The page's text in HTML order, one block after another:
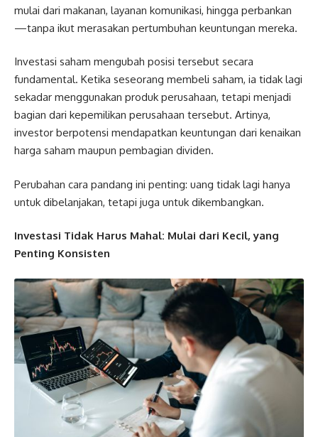
mulai dari makanan, layanan komunikasi, hingga perbankan
—tanpa ikut merasakan pertumbuhan keuntungan mereka.
Investasi saham mengubah posisi tersebut secara
fundamental. Ketika seseorang membeli saham, ia tidak lagi
sekadar menggunakan produk perusahaan, tetapi menjadi
bagian dari kepemilikan perusahaan tersebut. Artinya,
investor berpotensi mendapatkan keuntungan dari kenaikan
harga saham maupun pembagian dividen.
Perubahan cara pandang ini penting: uang tidak lagi hanya
untuk dibelanjakan, tetapi juga untuk dikembangkan.
Investasi Tidak Harus Mahal: Mulai dari Kecil, yang
Penting Konsisten